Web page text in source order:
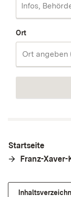
Ort
Startseite
Franz-